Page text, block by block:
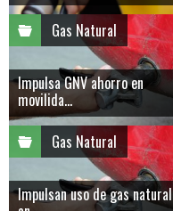
Gas Natural
Impulsa GNV ahorro en
movilida...
Gas Natural
Impulsan uso de gas natural